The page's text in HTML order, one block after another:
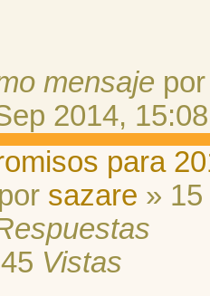
mensaje
2014, 15:08
para
por sazare »
Vistas